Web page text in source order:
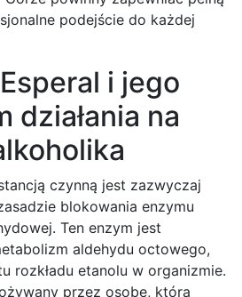
podejście do każdej
i jego
działania na
czynną jest zazwyczaj
blokowania enzymu
Ten enzym jest
aldehydu octowego,
rozkładu etanolu w organizmie.
przez osobę, która